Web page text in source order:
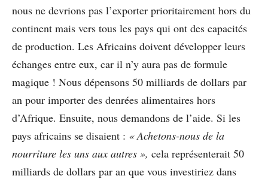
nous ne devrions pas l’exporter prioritairement hors du
continent mais vers tous les pays qui ont des capacités
de production. Les Africains doivent développer leurs
échanges entre eux, car il n’y aura pas de formule
magique ! Nous dépensons 50 milliards de dollars par
an pour importer des denrées alimentaires hors
d’Afrique. Ensuite, nous demandons de l’aide. Si les
pays africains se disaient : « Achetons-nous de la
nourriture les uns aux autres », cela représenterait 50
milliards de dollars par an que vous investiriez dans